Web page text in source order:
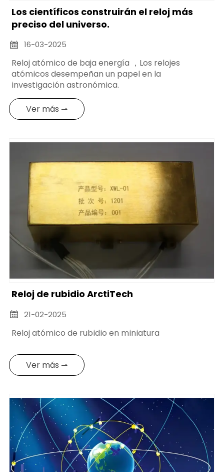
Los científicos construirán el reloj más
preciso del universo.
 16-03-2025
Reloj atómico de baja energía ，Los relojes
atómicos desempeñan un papel en la
investigación astronómica.
Ver más ⇀
Reloj de rubidio ArctiTech
 21-02-2025
Reloj atómico de rubidio en miniatura
Ver más ⇀